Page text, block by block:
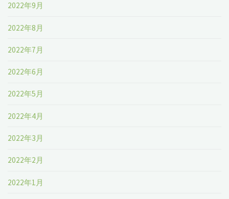
2022年9月
2022年8月
2022年7月
2022年6月
2022年5月
2022年4月
2022年3月
2022年2月
2022年1月